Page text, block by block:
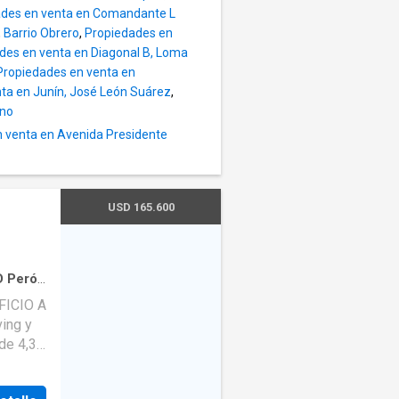
y
y
|
plano
el
en venta en Comandante L
Barrio Obrero, Propiedades en
en venta en Diagonal B, Loma
en venta en
en Junín, José León Suárez,
venta en Avenida Presidente
Perón
Cocina
·
A
4,30
USD 165.600